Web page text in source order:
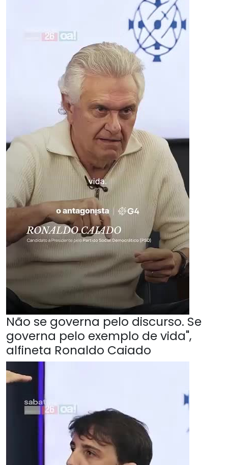
Não se governa pelo discurso. Se
governa pelo exemplo de vida",
alfineta Ronaldo Caiado